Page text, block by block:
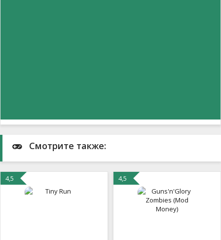
Смотрите также:
4,5 4,5